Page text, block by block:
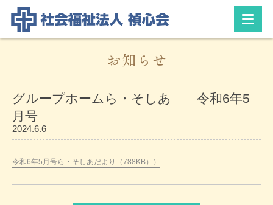
お知らせ
グループホームら・そしあ 令和6年5
月号
2024.6.6
令和6年5月号ら・そしあだより（788KB））